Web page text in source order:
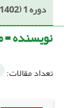
دوره 1 (1402)
نویسنده =
تعداد مقالات: